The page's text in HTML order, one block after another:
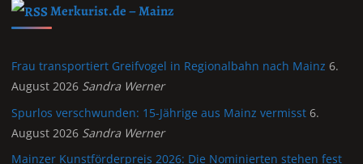
Merkurist.de – Mainz
Frau transportiert Greifvogel in Regionalbahn nach Mainz 6.
August 2026 Sandra Werner
Spurlos verschwunden: 15-Jährige aus Mainz vermisst 6.
August 2026 Sandra Werner
Mainzer Kunstförderpreis 2026: Die Nominierten stehen fest